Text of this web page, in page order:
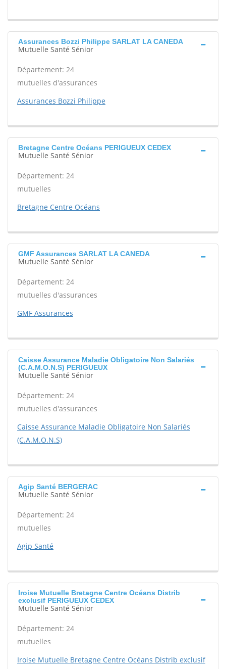
Assurances Bozzi Philippe SARLAT LA CANEDA
Mutuelle Santé Sénior
Département: 24
mutuelles d'assurances
Assurances Bozzi Philippe
Bretagne Centre Océans PERIGUEUX CEDEX
Mutuelle Santé Sénior
Département: 24
mutuelles
Bretagne Centre Océans
GMF Assurances SARLAT LA CANEDA
Mutuelle Santé Sénior
Département: 24
mutuelles d'assurances
GMF Assurances
Caisse Assurance Maladie Obligatoire Non Salariés
(C.A.M.O.N.S) PERIGUEUX
Mutuelle Santé Sénior
Département: 24
mutuelles d'assurances
Caisse Assurance Maladie Obligatoire Non Salariés
(C.A.M.O.N.S)
Agip Santé BERGERAC
Mutuelle Santé Sénior
Département: 24
mutuelles
Agip Santé
Iroise Mutuelle Bretagne Centre Océans Distrib
exclusif PERIGUEUX CEDEX
Mutuelle Santé Sénior
Département: 24
mutuelles
Iroise Mutuelle Bretagne Centre Océans Distrib exclusif